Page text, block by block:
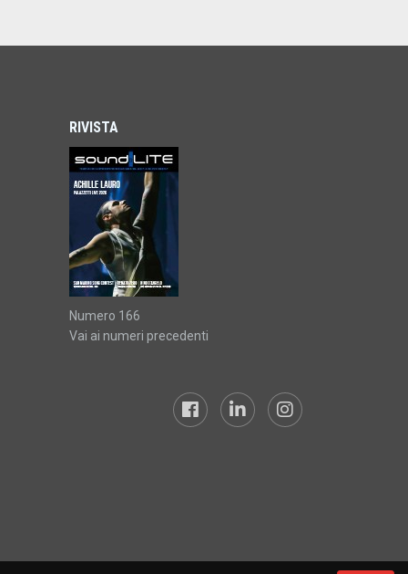
RIVISTA
Numero 166
Vai ai numeri precedenti